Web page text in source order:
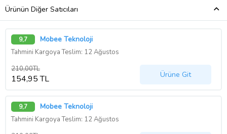
Ürünün Diğer Satıcıları
9,7 Mobee Teknoloji
Tahmini Kargoya Teslim: 12 Ağustos
210,00TL
154,95 TL Ürüne Git
9,7 Mobee Teknoloji
Tahmini Kargoya Teslim: 12 Ağustos